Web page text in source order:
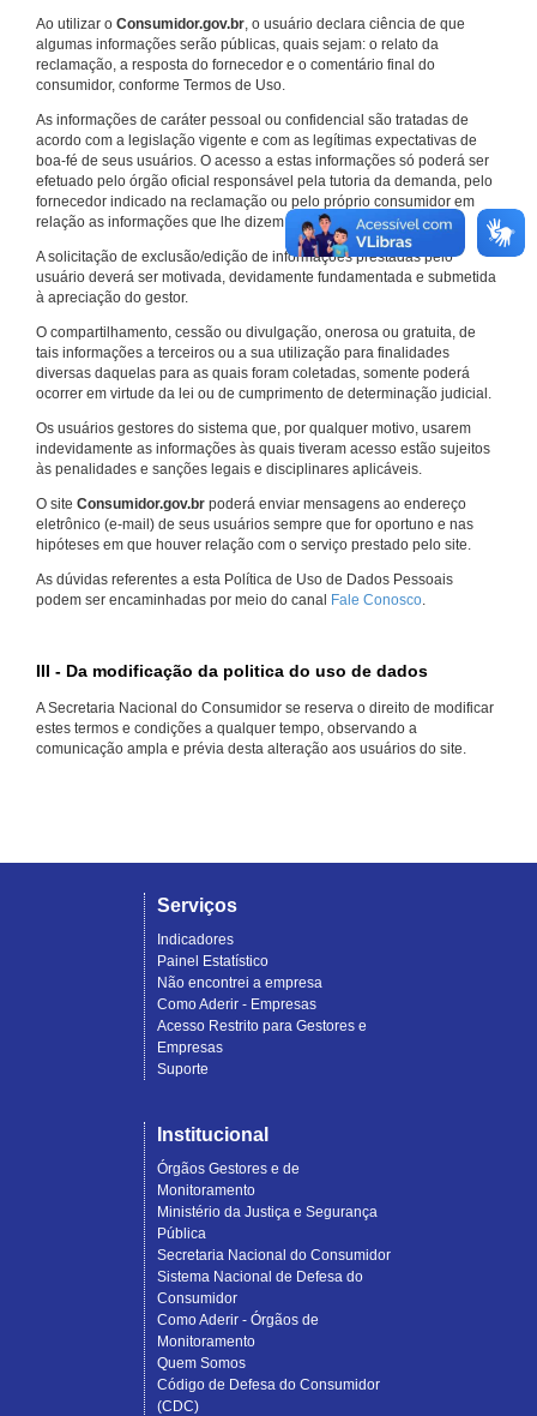
Ao utilizar o Consumidor.gov.br, o usuário declara ciência de que
algumas informações serão públicas, quais sejam: o relato da
reclamação, a resposta do fornecedor e o comentário final do
consumidor, conforme Termos de Uso.
As informações de caráter pessoal ou confidencial são tratadas de
acordo com a legislação vigente e com as legítimas expectativas de
boa-fé de seus usuários. O acesso a estas informações só poderá ser
efetuado pelo órgão oficial responsável pela tutoria da demanda, pelo
fornecedor indicado na reclamação ou pelo próprio consumidor em
relação as informações que lhe dizem respeito.
A solicitação de exclusão/edição de informações prestadas pelo
usuário deverá ser motivada, devidamente fundamentada e submetida
à apreciação do gestor.
O compartilhamento, cessão ou divulgação, onerosa ou gratuita, de
tais informações a terceiros ou a sua utilização para finalidades
diversas daquelas para as quais foram coletadas, somente poderá
ocorrer em virtude da lei ou de cumprimento de determinação judicial.
Os usuários gestores do sistema que, por qualquer motivo, usarem
indevidamente as informações às quais tiveram acesso estão sujeitos
às penalidades e sanções legais e disciplinares aplicáveis.
O site Consumidor.gov.br poderá enviar mensagens ao endereço
eletrônico (e-mail) de seus usuários sempre que for oportuno e nas
hipóteses em que houver relação com o serviço prestado pelo site.
As dúvidas referentes a esta Política de Uso de Dados Pessoais
podem ser encaminhadas por meio do canal Fale Conosco.
III - Da modificação da politica do uso de dados
A Secretaria Nacional do Consumidor se reserva o direito de modificar
estes termos e condições a qualquer tempo, observando a
comunicação ampla e prévia desta alteração aos usuários do site.
Serviços
Indicadores
Painel Estatístico
Não encontrei a empresa
Como Aderir - Empresas
Acesso Restrito para Gestores e
Empresas
Suporte
Institucional
Órgãos Gestores e de
Monitoramento
Ministério da Justiça e Segurança
Pública
Secretaria Nacional do Consumidor
Sistema Nacional de Defesa do
Consumidor
Como Aderir - Órgãos de
Monitoramento
Quem Somos
Código de Defesa do Consumidor
(CDC)